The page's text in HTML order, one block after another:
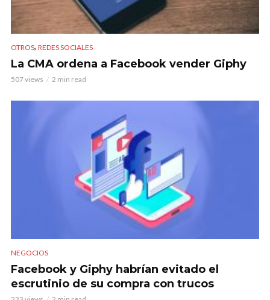
OTROS, REDES SOCIALES
La CMA ordena a Facebook vender Giphy
507 views 2 min read
NEGOCIOS
Facebook y Giphy habrían evitado el
escrutinio de su compra con trucos